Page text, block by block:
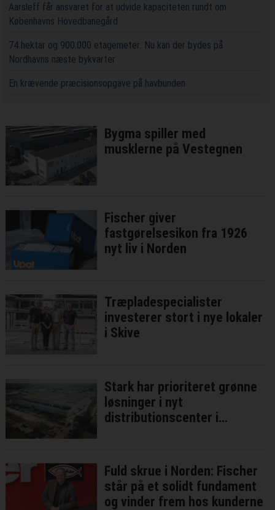
Aarsleff får ansvaret for at udvide kapaciteten rundt om
Københavns Hovedbanegård
74 hektar og 900.000 etagemeter: Nu kan der bydes på
Nordhavns næste bykvarter
En krævende præcisionsopgave på havbunden
Bygma spiller med
musklerne på Vestegnen
Fischer giver
fastgørelsesikon fra 1926
nyt liv i Norden
Træpladespecialister
investerer stort i nye lokaler
i Skive
Stark har prioriteret grønne
løsninger i nyt
distributionscenter i
Fuld skrue i Norden: Fischer
står på et solidt fundament
og vinder frem hos kunderne